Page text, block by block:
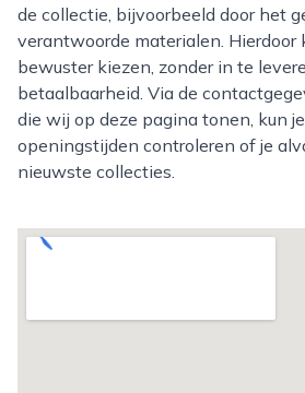
de collectie, bijvoorbeeld door het
verantwoorde materialen. Hierdoor
bewuster kiezen, zonder in te
betaalbaarheid. Via de
die wij op deze pagina tonen, kun
openingstijden controleren of je
nieuwste collecties.